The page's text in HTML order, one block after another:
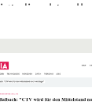
die aktuelle